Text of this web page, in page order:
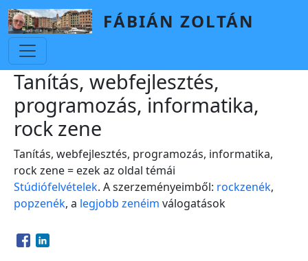
Skip to main content
FÁBIÁN ZOLTÁN
Tanítás, webfejlesztés,
programozás, informatika,
rock zene
Tanítás, webfejlesztés, programozás, informatika,
rock zene = ezek az oldal témái
Stúdiófelvételek. A szerzeményeimből: rockzenék,
popzenék, a legjobb zenéim válogatások
Opens in a new window
Opens in a new window